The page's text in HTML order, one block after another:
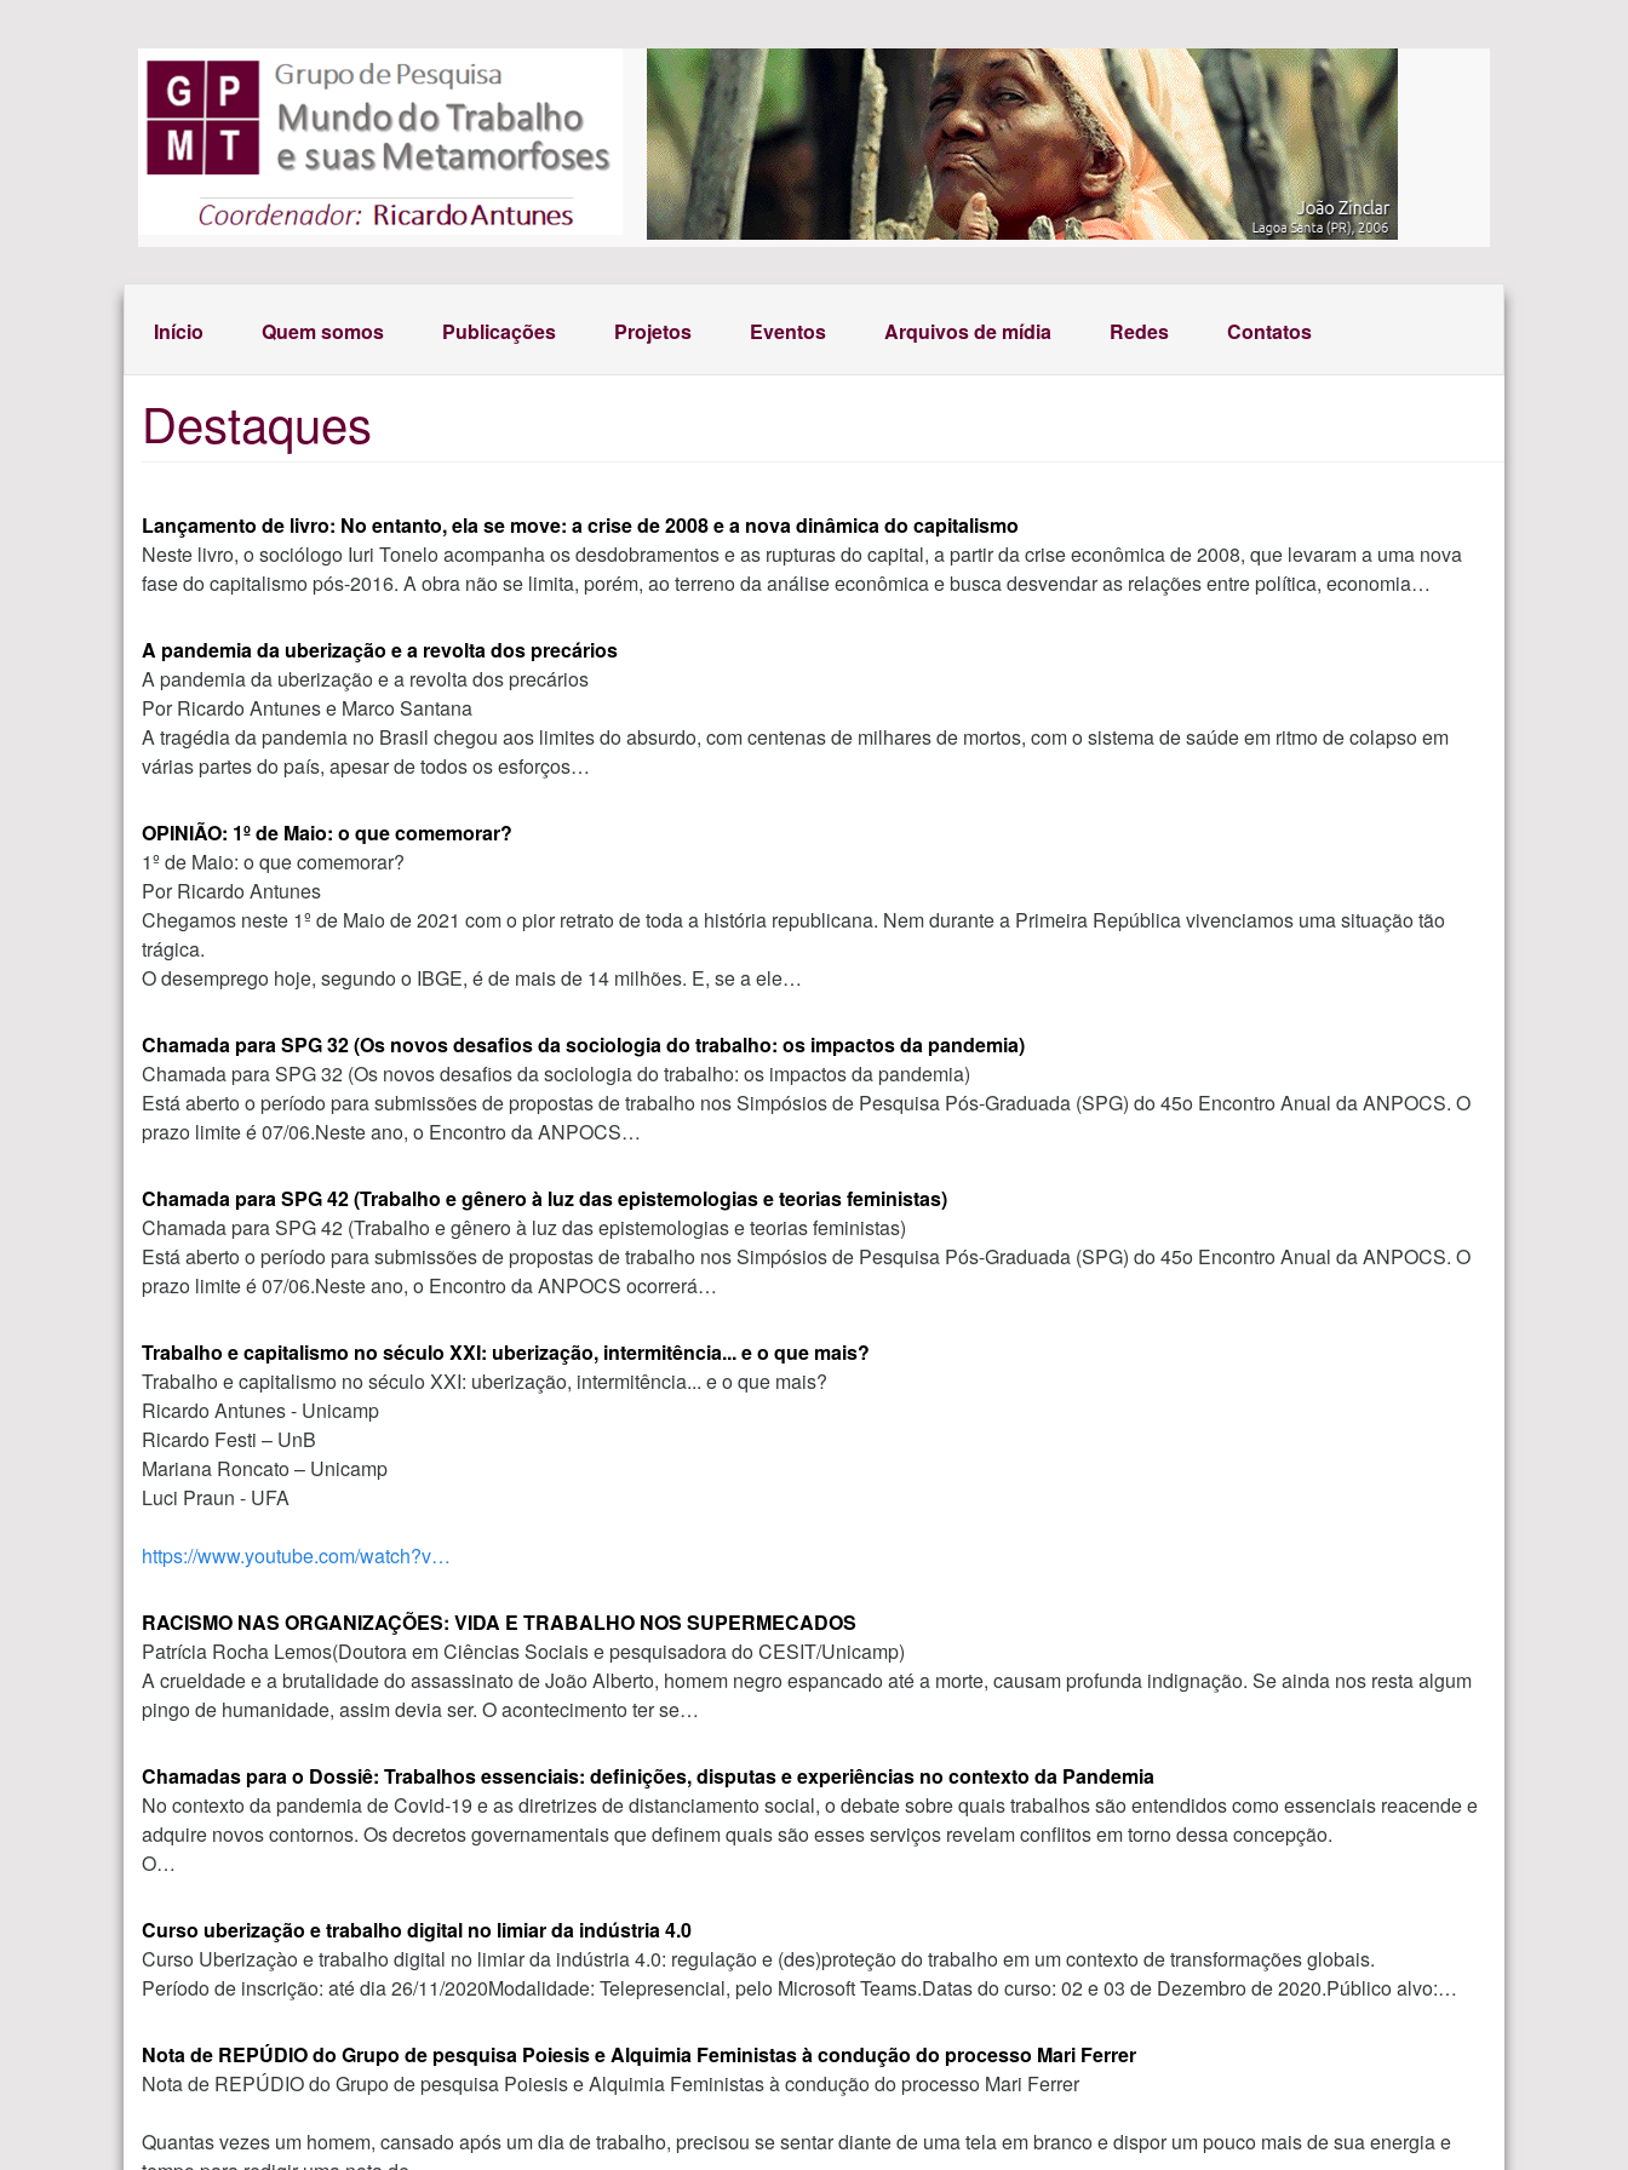
Pular para o conteúdo principal
Início Quem somos Publicações Projetos Eventos Arquivos de mídia Redes Contatos
Destaques
Lançamento de livro: No entanto, ela se move: a crise de 2008 e a nova dinâmica do capitalismo
Neste livro, o sociólogo Iuri Tonelo acompanha os desdobramentos e as rupturas do capital, a partir da crise econômica de 2008, que levaram a uma nova
fase do capitalismo pós-2016. A obra não se limita, porém, ao terreno da análise econômica e busca desvendar as relações entre política, economia…
A pandemia da uberização e a revolta dos precários
A pandemia da uberização e a revolta dos precários
Por Ricardo Antunes e Marco Santana
A tragédia da pandemia no Brasil chegou aos limites do absurdo, com centenas de milhares de mortos, com o sistema de saúde em ritmo de colapso em
várias partes do país, apesar de todos os esforços…
OPINIÃO: 1º de Maio: o que comemorar?
1º de Maio: o que comemorar?
Por Ricardo Antunes
Chegamos neste 1º de Maio de 2021 com o pior retrato de toda a história republicana. Nem durante a Primeira República vivenciamos uma situação tão
trágica.
O desemprego hoje, segundo o IBGE, é de mais de 14 milhões. E, se a ele…
Chamada para SPG 32 (Os novos desafios da sociologia do trabalho: os impactos da pandemia)
Chamada para SPG 32 (Os novos desafios da sociologia do trabalho: os impactos da pandemia)
Está aberto o período para submissões de propostas de trabalho nos Simpósios de Pesquisa Pós-Graduada (SPG) do 45o Encontro Anual da ANPOCS. O
prazo limite é 07/06.Neste ano, o Encontro da ANPOCS…
Chamada para SPG 42 (Trabalho e gênero à luz das epistemologias e teorias feministas)
Chamada para SPG 42 (Trabalho e gênero à luz das epistemologias e teorias feministas)
Está aberto o período para submissões de propostas de trabalho nos Simpósios de Pesquisa Pós-Graduada (SPG) do 45o Encontro Anual da ANPOCS. O
prazo limite é 07/06.Neste ano, o Encontro da ANPOCS ocorrerá…
Trabalho e capitalismo no século XXI: uberização, intermitência... e o que mais?
Trabalho e capitalismo no século XXI: uberização, intermitência... e o que mais?
Ricardo Antunes - Unicamp
Ricardo Festi – UnB
Mariana Roncato – Unicamp
Luci Praun - UFA
https://www.youtube.com/watch?v…
RACISMO NAS ORGANIZAÇÕES: VIDA E TRABALHO NOS SUPERMECADOS
Patrícia Rocha Lemos(Doutora em Ciências Sociais e pesquisadora do CESIT/Unicamp)
A crueldade e a brutalidade do assassinato de João Alberto, homem negro espancado até a morte, causam profunda indignação. Se ainda nos resta algum
pingo de humanidade, assim devia ser. O acontecimento ter se…
Chamadas para o Dossiê: Trabalhos essenciais: definições, disputas e experiências no contexto da Pandemia
No contexto da pandemia de Covid-19 e as diretrizes de distanciamento social, o debate sobre quais trabalhos são entendidos como essenciais reacende e
adquire novos contornos. Os decretos governamentais que definem quais são esses serviços revelam conflitos em torno dessa concepção.
O…
Curso uberização e trabalho digital no limiar da indústria 4.0
Curso Uberizaçào e trabalho digital no limiar da indústria 4.0: regulação e (des)proteção do trabalho em um contexto de transformações globais.
Período de inscrição: até dia 26/11/2020Modalidade: Telepresencial, pelo Microsoft Teams.Datas do curso: 02 e 03 de Dezembro de 2020.Público alvo:…
Nota de REPÚDIO do Grupo de pesquisa Poiesis e Alquimia Feministas à condução do processo Mari Ferrer
Nota de REPÚDIO do Grupo de pesquisa Poiesis e Alquimia Feministas à condução do processo Mari Ferrer
Quantas vezes um homem, cansado após um dia de trabalho, precisou se sentar diante de uma tela em branco e dispor um pouco mais de sua energia e